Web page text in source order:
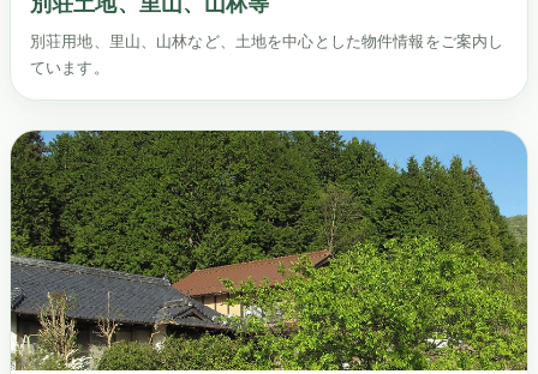
別荘用地、里山、山林など、土地を中心とした物件情報をご案内し
ています。